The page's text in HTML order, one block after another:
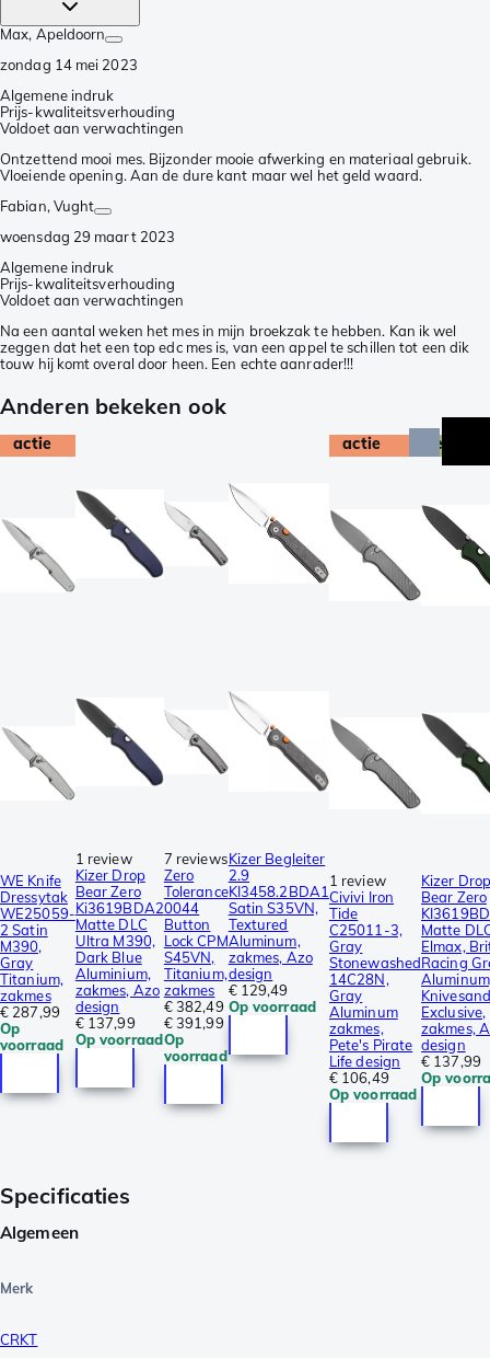
Max, Apeldoorn
zondag 14 mei 2023
Algemene indruk
Prijs-kwaliteitsverhouding
Voldoet aan verwachtingen
Ontzettend mooi mes. Bijzonder mooie afwerking en materiaal gebruik.
Vloeiende opening. Aan de dure kant maar wel het geld waard.
Fabian, Vught
woensdag 29 maart 2023
Algemene indruk
Prijs-kwaliteitsverhouding
Voldoet aan verwachtingen
Na een aantal weken het mes in mijn broekzak te hebben. Kan ik wel
zeggen dat het een top edc mes is, van een appel te schillen tot een dik
touw hij komt overal door heen. Een echte aanrader!!!
Anderen bekeken ook
actie
WE Knife
Dressytak
WE25059-
2 Satin
M390,
Gray
Titanium,
zakmes
€ 287,99
Op
voorraad
1 review
Kizer Drop
Bear Zero
Ki3619BDA2
Matte DLC
Ultra M390,
Dark Blue
Aluminium,
zakmes, Azo
design
€ 137,99
Op voorraad
7 reviews
Zero
Tolerance
0044
Button
Lock CPM
S45VN,
Titanium,
zakmes
€ 382,49
€ 391,99
Op
voorraad
Kizer Begleiter
2.9
KI3458.2BDA1
Satin S35VN,
Textured
Aluminum,
zakmes, Azo
design
€ 129,49
Op voorraad
actie
1 review
Civivi Iron
Tide
C25011-3,
Gray
Stonewashed
14C28N,
Gray
Aluminum
zakmes,
Pete's Pirate
Life design
€ 106,49
Op voorraad
Kizer
Bear Zero
Matte
Elmax,
Racing
Exclusive,
zakmes,
design
€ 137,99
Op
Specificaties
Algemeen
Merk
CRKT